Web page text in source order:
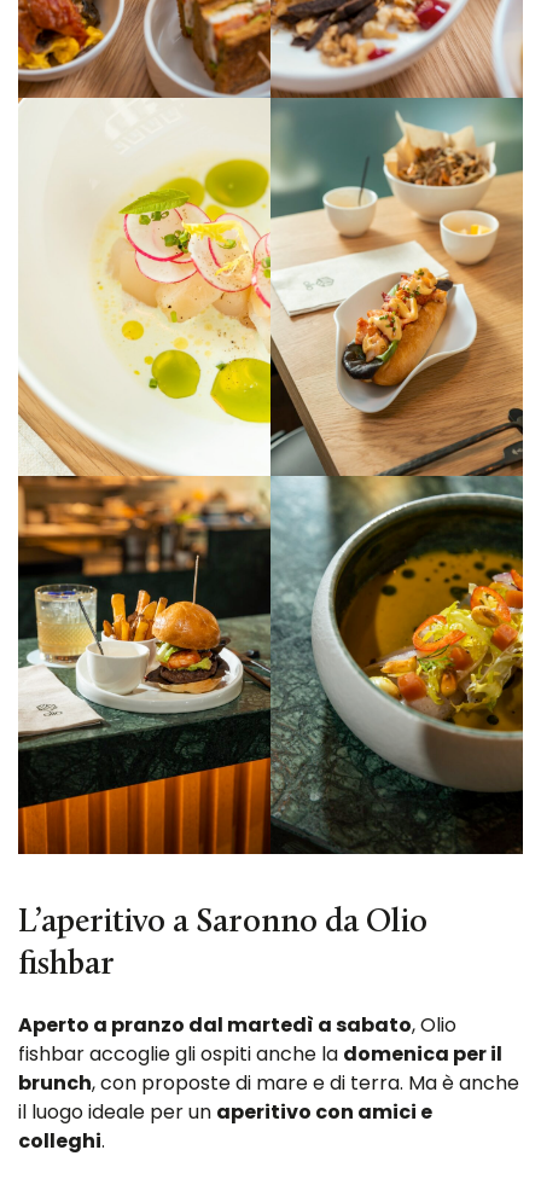
L’aperitivo a Saronno da Olio
fishbar
Aperto a pranzo dal martedì a sabato, Olio
fishbar accoglie gli ospiti anche la domenica per il
brunch, con proposte di mare e di terra. Ma è anche
il luogo ideale per un aperitivo con amici e
colleghi.